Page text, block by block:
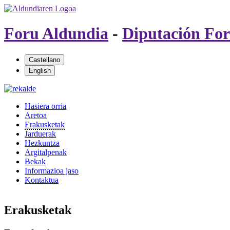
Foru Aldundia - Diputación
Hasiera orria
Aretoa
Erakusketak
Jarduerak
Hezkuntza
Argitalpenak
Bekak
Informazioa jaso
Kontaktua
Erakusketak